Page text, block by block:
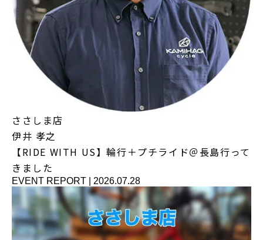
ささしま店
伊井 孝之
【RIDE WITH US】輪行＋プチライド＠長島行って
きました
EVENT REPORT 2026.07.28